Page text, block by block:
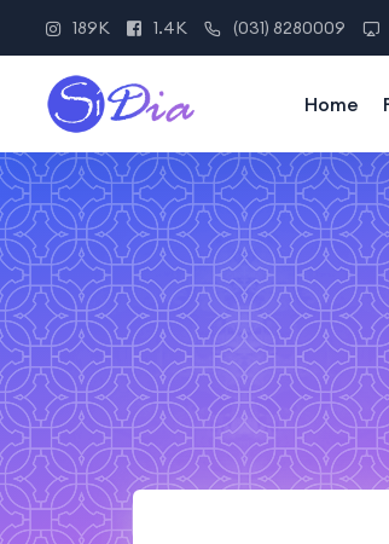
189K 1.4K (031) 8280009
Home